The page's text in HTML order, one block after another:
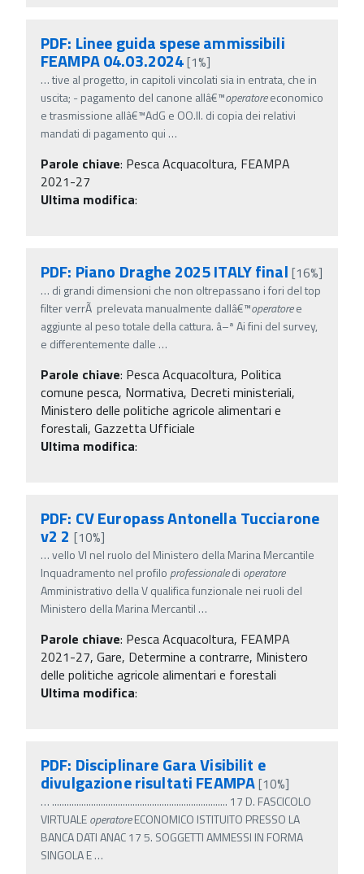
PDF: Linee guida spese ammissibili
FEAMPA 04.03.2024[1%]
…tive al progetto, in capitoli vincolati sia in entrata, che in
uscita; - pagamento del canone allâ€™operatoreeconomico
e trasmissione allâ€™AdG e OO.II. di copia dei relativi
mandati di pagamento qui …
Parole chiave: Pesca Acquacoltura, FEAMPA
2021-27
Ultima modifica:
PDF: Piano Draghe 2025 ITALY final [16%]
… di grandi dimensioni che non oltrepassano i fori del top
filter verrÃ prelevata manualmente dallâ€™operatoree
aggiunte al peso totale della cattura. â–ª Ai fini del survey,
e differentemente dalle …
Parole chiave: Pesca Acquacoltura, Politica
comune pesca, Normativa, Decreti ministeriali,
Ministero delle politiche agricole alimentari e
forestali, Gazzetta Ufficiale
Ultima modifica:
PDF: CV Europass Antonella Tucciarone
v2 2 [10%]
…vello VI nel ruolo del Ministero della Marina Mercantile
Inquadramento nel profilo professionaledi operatore
Amministrativo della V qualifica funzionale nei ruoli del
Ministero della Marina Mercantil …
Parole chiave: Pesca Acquacoltura, FEAMPA
2021-27, Gare, Determine a contrarre, Ministero
delle politiche agricole alimentari e forestali
Ultima modifica:
PDF: Disciplinare Gara Visibilit e
divulgazione risultati FEAMPA[10%]
… ........................................................................ 17 D. FASCICOLO
VIRTUALEoperatoreECONOMICO ISTITUITO PRESSO LA
BANCA DATI ANAC 17 5. SOGGETTI AMMESSI IN FORMA
SINGOLA E…